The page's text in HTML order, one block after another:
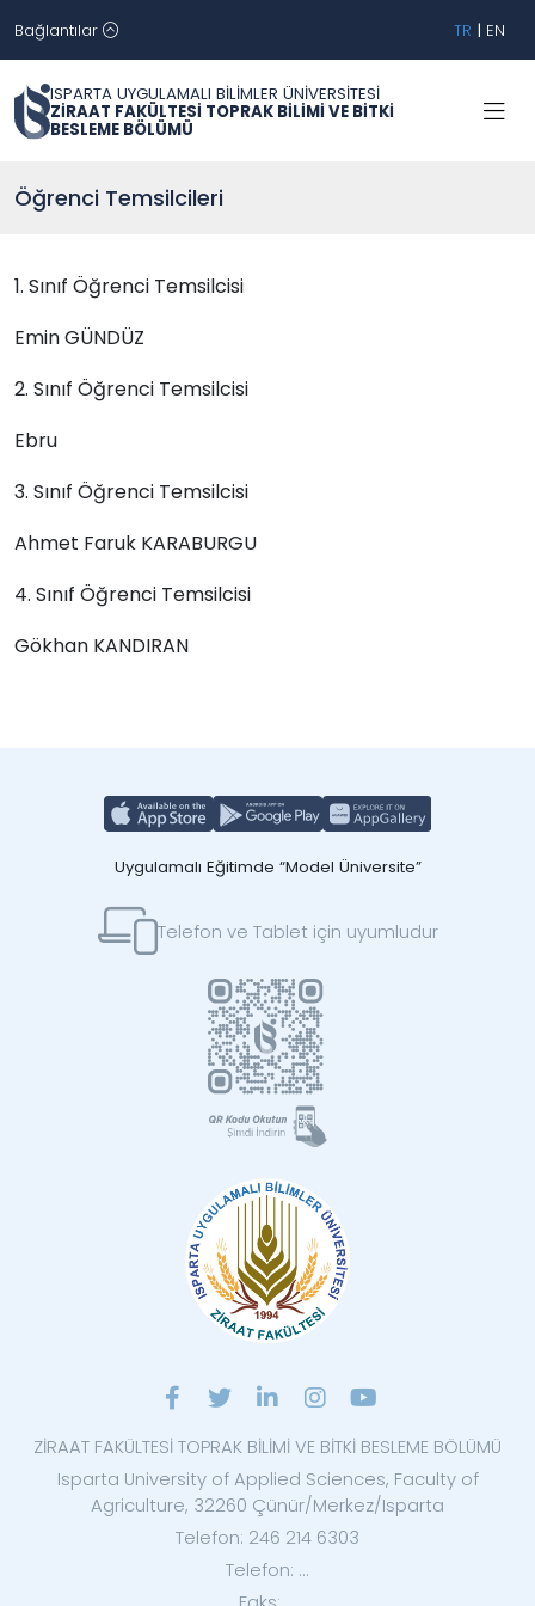
Bağlantılar TR | EN
ISPARTA UYGULAMALI BİLİMLER ÜNİVERSİTESİ
ZİRAAT FAKÜLTESİ TOPRAK BİLİMİ VE BİTKİ
BESLEME BÖLÜMÜ
Öğrenci Temsilcileri
1. Sınıf Öğrenci Temsilcisi
Emin GÜNDÜZ
2. Sınıf Öğrenci Temsilcisi
Ebru
3. Sınıf Öğrenci Temsilcisi
Ahmet Faruk KARABURGU
4. Sınıf Öğrenci Temsilcisi
Gökhan KANDIRAN
Uygulamalı Eğitimde “Model Üniversite”
Telefon ve Tablet için uyumludur
ZİRAAT FAKÜLTESİ TOPRAK BİLİMİ VE BİTKİ BESLEME BÖLÜMÜ
Isparta University of Applied Sciences, Faculty of
Agriculture, 32260 Çünür/Merkez/Isparta
Telefon: 246 214 6303
Telefon: ...